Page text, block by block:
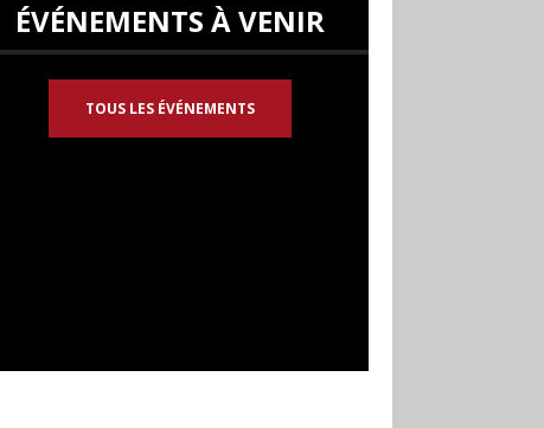
ÉVÉNEMENTS À VENIR
TOUS LES ÉVÉNEMENTS